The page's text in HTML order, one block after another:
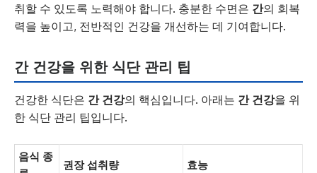
취할 수 있도록 노력해야 합니다. 충분한 수면은 간의 회복
력을 높이고, 전반적인 건강을 개선하는 데 기여합니다.
간 건강을 위한 식단 관리 팁
건강한 식단은 간 건강의 핵심입니다. 아래는 간 건강을 위
한 식단 관리 팁입니다.
음식 종
권장 섭취량 효능